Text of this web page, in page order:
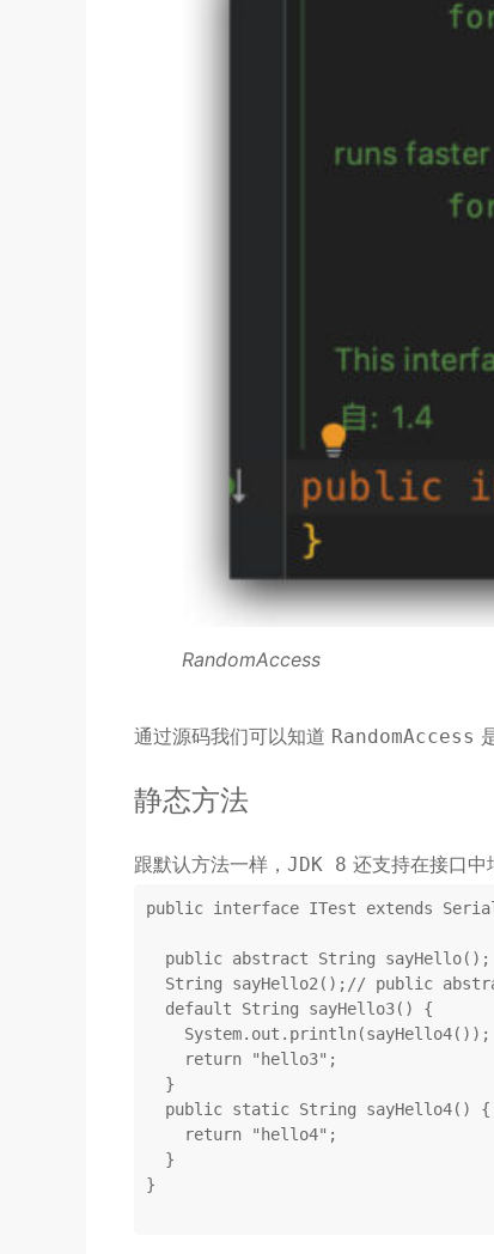
RandomAccess
通过源码我们可以知道 RandomAccess
静态方法
跟默认方法一样， JDK 8 还支持在接口中
public interface ITest extends
public abstract String sayHello() ;
String sayHello2 () ; // public
default String sayHello3()
{
System.out.println(sayHello4());
return
"hello3" ;
}
public static String sayHello4()
{
return
"hello4" ;
}
}